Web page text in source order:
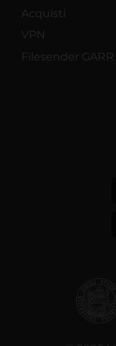
Acquisti
VPN
Filesender GARR